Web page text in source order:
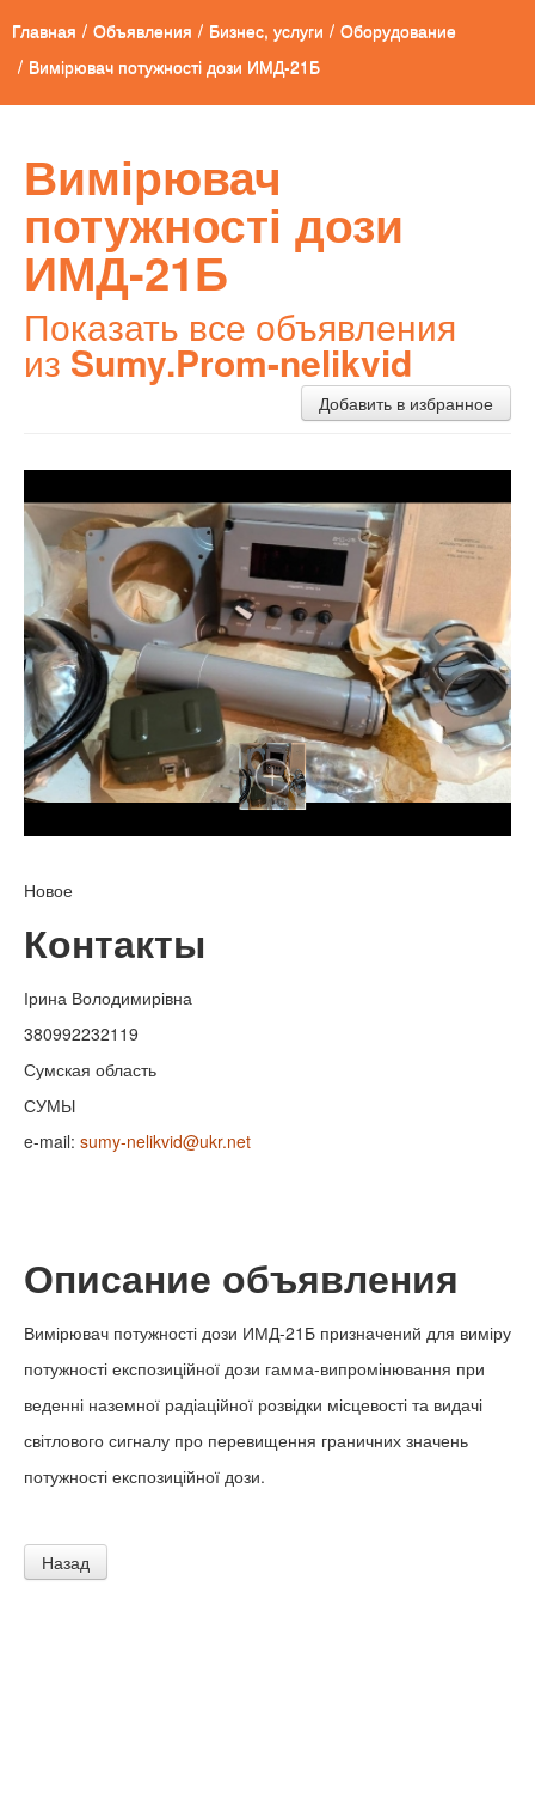
Главная / Объявления / Бизнес, услуги / Оборудование
/ Вимірювач потужності дози ИМД-21Б
Вимірювач
потужності дози
ИМД-21Б
Показать все объявления
из Sumy.Prom-nelikvid
Добавить в избранное
Новое
Контакты
Ірина Володимирівна
380992232119
Сумская область
СУМЫ
e-mail: sumy-nelikvid@ukr.net
Описание объявления
Вимірювач потужності дози ИМД-21Б призначений для виміру
потужності експозиційної дози гамма-випромінювання при
веденні наземної радіаційної розвідки місцевості та видачі
світлового сигналу про перевищення граничних значень
потужності експозиційної дози.
Назад